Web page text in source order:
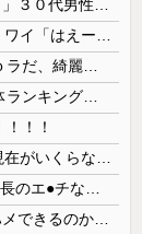
！！